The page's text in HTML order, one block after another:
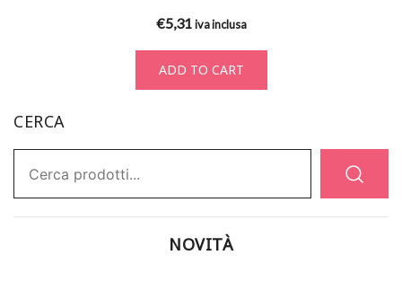
€5,31 iva inclusa
ADD TO CART
CERCA
NOVITÀ